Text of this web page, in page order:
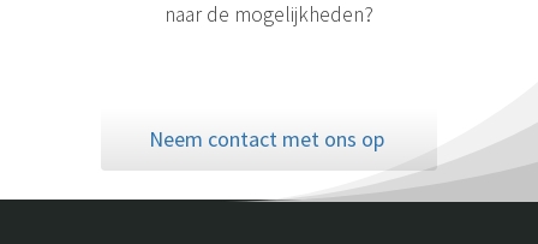
naar de mogelijkheden?
Neem contact met ons op